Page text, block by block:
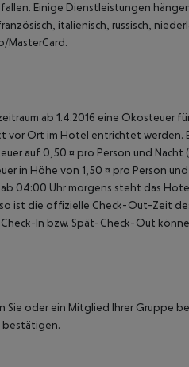
Einige Dienstleistungen
italienisch, russisch,
MasterCard.
ab 1.4.2016 eine Ökosteuer
vor Ort im Hotel entrichtet werden.
auf 0,50 ¤ pro Person und Nacht
in Höhe von 1,50 ¤ pro Person
04:00 Uhr morgens steht das
ist die offizielle Check-Out-Zeit
In bzw. Spät-Check-Out
oder ein Mitglied Ihrer Gruppe
bestätigen.